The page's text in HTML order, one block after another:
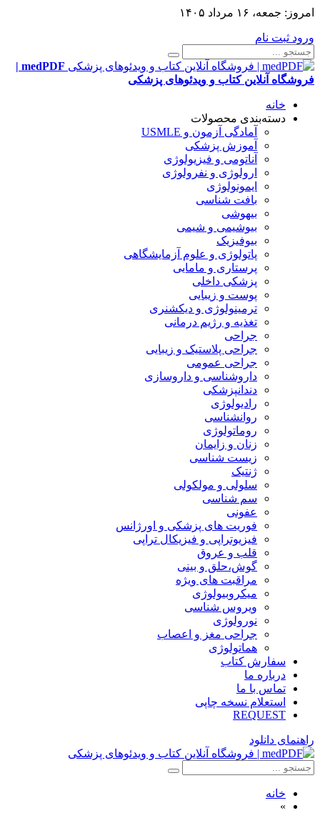
امروز: جمعه، ۱۶ مرداد ۱۴۰۵
ورود ثبت نام
medPDF |
فروشگاه آنلاین کتاب و ویدئوهای پزشکی
خانه
دسته‌بندی محصولات
آمادگی آزمون و USMLE
آموزش پزشکی
آناتومی و فیزیولوژی
ارولوژی و نفرولوژی
ایمونولوژی
بافت شناسی
بیهوشی
بیوشیمی و شیمی
بیوفیزیک
پاتولوژی و علوم آزمایشگاهی
پرستاری و مامایی
پزشکی داخلی
پوست و زیبایی
ترمینولوژی و دیکشنری
تغذیه و رژیم درمانی
جراحی
جراحی پلاستیک و زیبایی
جراحی عمومی
داروشناسی و داروسازی
دندانپزشکی
رادیولوژی
روانشناسی
روماتولوژی
زنان و زایمان
زیست شناسی
ژنتیک
سلولی و مولکولی
سم شناسی
عفونی
فوریت های پزشکی و اورژانس
فیزیوتراپی و فیزیکال تراپی
قلب و عروق
گوش،حلق و بینی
مراقبت های ویژه
میکروبیولوژی
ویروس شناسی
نورولوژی
جراحی مغز و اعصاب
هماتولوژی
سفارش کتاب
درباره ما
تماس با ما
استعلام نسخه چاپی
REQUEST
راهنمای دانلود
خانه
»